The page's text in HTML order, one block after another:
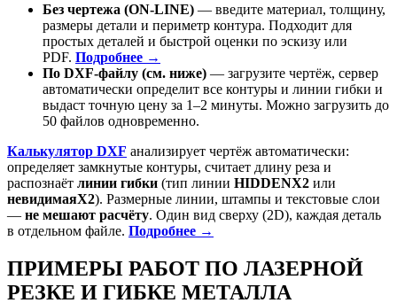
Без чертежа (ON-LINE) — введите материал, толщину,
размеры детали и периметр контура. Подходит для
простых деталей и быстрой оценки по эскизу или
PDF. Подробнее →
По DXF-файлу (см. ниже) — загрузите чертёж, сервер
автоматически определит все контуры и линии гибки и
выдаст точную цену за 1–2 минуты. Можно загрузить до
50 файлов одновременно.
Калькулятор DXF анализирует чертёж автоматически:
определяет замкнутые контуры, считает длину реза и
распознаёт линии гибки (тип линии HIDDENX2 или
невидимаяX2). Размерные линии, штампы и текстовые слои
— не мешают расчёту. Один вид сверху (2D), каждая деталь
в отдельном файле. Подробнее →
ПРИМЕРЫ РАБОТ ПО ЛАЗЕРНОЙ
РЕЗКЕ И ГИБКЕ МЕТАЛЛА